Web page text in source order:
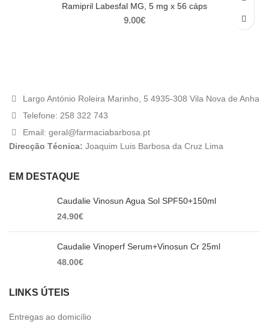
Ramipril Labesfal MG, 5 mg x 56 cáps
9.00€
Largo António Roleira Marinho, 5 4935-308 Vila Nova de Anha
Telefone: 258 322 743
Email: geral@farmaciabarbosa.pt
Direcção Técnica: Joaquim Luis Barbosa da Cruz Lima
EM DESTAQUE
Caudalie Vinosun Agua Sol SPF50+150ml
24.90€
Caudalie Vinoperf Serum+Vinosun Cr 25ml
48.00€
LINKS ÚTEIS
Entregas ao domicílio